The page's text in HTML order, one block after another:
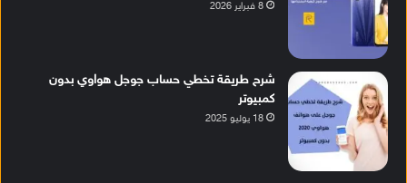
8 فبراير 2026
شرح طريقة تخطي حساب جوجل هواوي بدون
كمبيوتر
18 يوليو 2025